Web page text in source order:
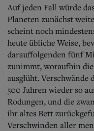
Auf jeden Fall würde
Planeten zunächst
scheint noch
heute übliche Weise,
darauffolgenden fünf
zunimmt, woraufhin
ausglüht. Verschwände
500 Jahren wieder so
Rodungen, und die
ihr altes Bett
Verschwinden aller